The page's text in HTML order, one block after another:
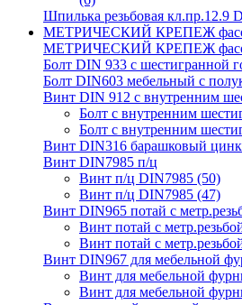
Шпилька резьбовая кл.пр.12.9
МЕТРИЧЕСКИЙ КРЕПЕЖ
МЕТРИЧЕСКИЙ КРЕПЕЖ
Болт DIN 933 с шестигранной
Болт DIN603 мебельный с
Винт DIN 912 с внутренним
Болт с внутренним
Болт с внутренним
Винт DIN316 барашковый цинк
Винт DIN7985 п/ц
Винт п/ц DIN7985 (50)
Винт п/ц DIN7985 (47)
Винт DIN965 потай с
Винт потай с
Винт потай с
Винт DIN967 для мебельной
Винт для мебельной
Винт для мебельной